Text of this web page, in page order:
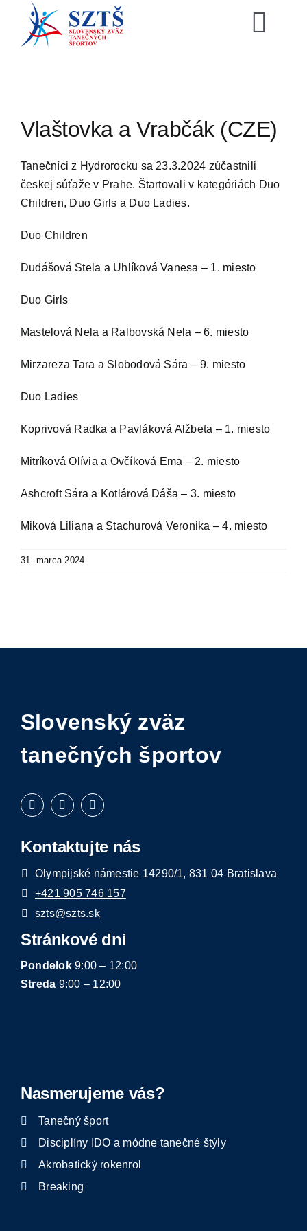
content
Vlaštovka a Vrabčák (CZE)
Tanečníci z Hydrorocku sa 23.3.2024 zúčastnili
českej súťaže v Prahe. Štartovali v kategóriách Duo
Children, Duo Girls a Duo Ladies.
Duo Children
Dudášová Stela a Uhlíková Vanesa – 1. miesto
Duo Girls
Mastelová Nela a Ralbovská Nela – 6. miesto
Mirzareza Tara a Slobodová Sára – 9. miesto
Duo Ladies
Koprivová Radka a Pavláková Alžbeta – 1. miesto
Mitríková Olívia a Ovčíková Ema – 2. miesto
Ashcroft Sára a Kotlárová Dáša – 3. miesto
Miková Liliana a Stachurová Veronika – 4. miesto
31. marca 2024
Slovenský zväz
tanečných športov
Kontaktujte nás
Olympijské námestie 14290/1, 831 04 Bratislava
+421 905 746 157
szts@szts.sk
Stránkové dni
Pondelok9:00 – 12:00
Streda 9:00 – 12:00
Nasmerujeme vás?
Tanečný šport
Disciplíny IDO a módne tanečné štýly
Akrobatický rokenrol
Breaking